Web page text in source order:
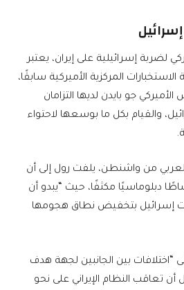
إسرائيلية على إيران، يعتبر
المركزية الأميركية سابقًا،
الأميركي جو بايدن لديها التزامان
والقيام بكل ما بوسعها لاحتواء
من واشنطن، يلفت رول إلى أن
دبلوماسيًا مكثفًا، حيث “يبدو أن
إسرائيل بتخفيض نطاق هجومها
بين الجانبين لجهة هدف
أن تعاقب النظام الإيراني على نحو